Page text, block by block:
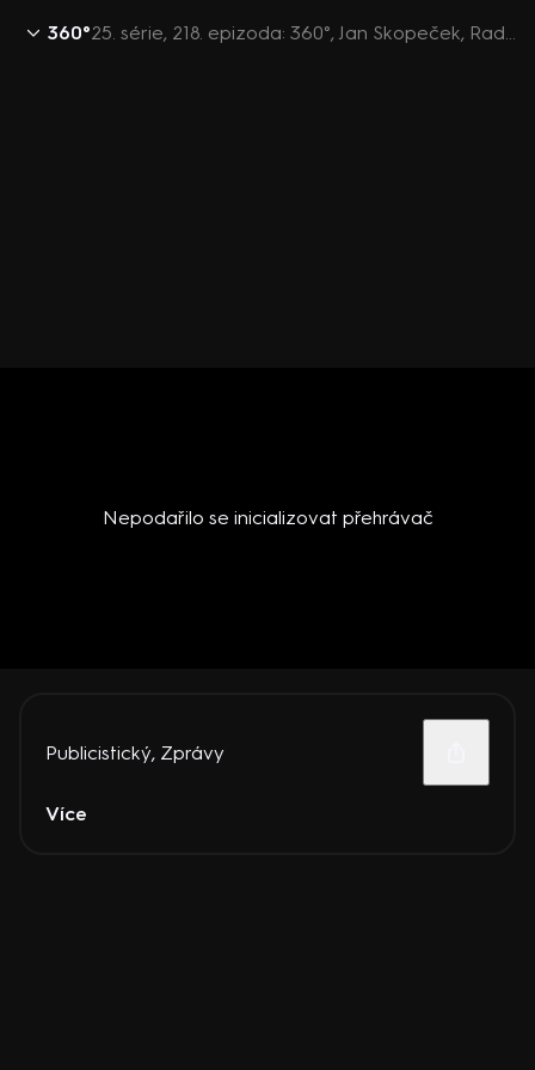
360° 25. série, 218. epizoda: 360°, Jan Skopeček, Radim Fiala, Petr Fischer, Martin Komárek - 6.8. v 22:00
Nepodařilo se inicializovat přehrávač
Publicistický, Zprávy
Více